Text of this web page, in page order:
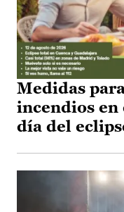
Medidas
incendios en
día del